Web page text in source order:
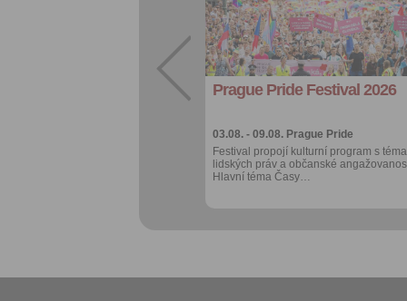
Prague Pride Festival 2026
03.08. - 09.08. Prague Pride
Festival propojí kulturní program s
lidských práv a občanské
Hlavní téma Časy…
Sdílet:
Facebook
export do
kalendáře
Více výhod pro